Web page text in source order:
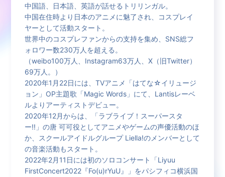
中国語、日本語、英語が話せるトリリンガル。
中国在住時より日本のアニメに魅了され、コスプレイ
ヤーとして活動スタート。
世界中のコスプレファンからの支持を集め、SNS総フ
ォロワー数230万人を超える。
（weibo100万人、Instagram63万人、X（旧Twitter）
69万人。）
2020年1月22日には、TVアニメ「はてな☆イリュージ
ョン」OP主題歌「Magic Words」にて、Lantisレーベ
ルよりアーティストデビュー。
2020年12月からは、「ラブライブ！スーパースタ
ー!!」の唐 可可役としてアニメやゲームの声優活動のほ
か、スクールアイドルグループ Liella!のメンバーとして
の音楽活動もスタート。
2022年2月11日には初のソロコンサート「Liyuu
FirstConcert2022『Fo(u)rYuU』」をパシフィコ横浜国